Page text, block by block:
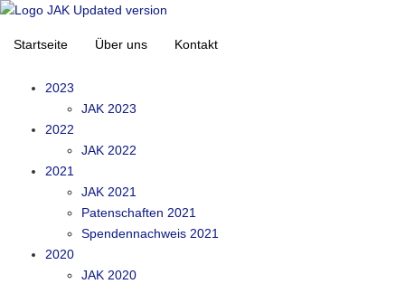
Startseite Über uns Kontakt
2023
JAK 2023
2022
JAK 2022
2021
JAK 2021
Patenschaften 2021
Spendennachweis 2021
2020
JAK 2020